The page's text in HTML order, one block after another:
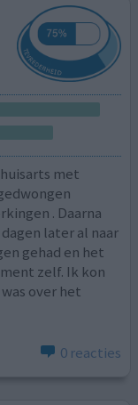
met
. Daarna
later al naar
gehad en het
zelf. Ik kon
over het
0 reacties